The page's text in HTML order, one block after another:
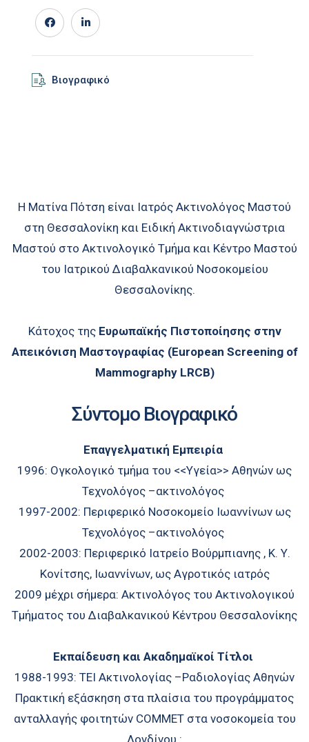
Βιογραφικό
Η Ματίνα Πότση είναι Ιατρός Ακτινολόγος Μαστού
στη Θεσσαλονίκη και Ειδική Ακτινοδιαγνώστρια
Μαστού στο Ακτινολογικό Τμήμα και Κέντρο Μαστού
του Ιατρικού Διαβαλκανικού Νοσοκομείου
Θεσσαλονίκης.
Κάτοχος της Ευρωπαϊκής Πιστοποίησης στην
Απεικόνιση Μαστογραφίας (European Screening of
Mammography LRCB)
Σύντομο Βιογραφικό
Επαγγελματική Εμπειρία
1996: Ογκολογικό τμήμα του <<Υγεία>> Αθηνών ως
Τεχνολόγος –ακτινολόγος
1997-2002: Περιφερικό Νοσοκομείο Ιωαννίνων ως
Τεχνολόγος –ακτινολόγος
2002-2003: Περιφερικό Ιατρείο Βούρμπιανης , Κ. Υ.
Κονίτσης, Ιωαννίνων, ως Αγροτικός ιατρός
2009 μέχρι σήμερα: Ακτινολόγος του Ακτινολογικού
Τμήματος του Διαβαλκανικού Κέντρου Θεσσαλονίκης
Εκπαίδευση και Ακαδημαϊκοί Τίτλοι
1988-1993: ΤΕΙ Ακτινολογίας –Ραδιολογίας Αθηνών
Πρακτική εξάσκηση στα πλαίσια του προγράμματος
ανταλλαγής φοιτητών COMMET στα νοσοκομεία του